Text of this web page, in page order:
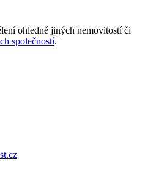
ohledně jiných nemovitostí či
společností.